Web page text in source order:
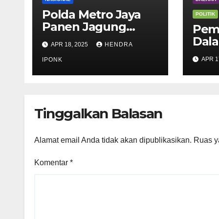
Polda Metro Jaya
Panen Jagung
Dibantaran Kali
Ciliwung Tanah
Abang
APR 18, 2025 HENDRA
IPONK
POLITIK
APR
Tinggalkan Balasan
Alamat email Anda tidak akan dipublikasikan. Ruas
Komentar *